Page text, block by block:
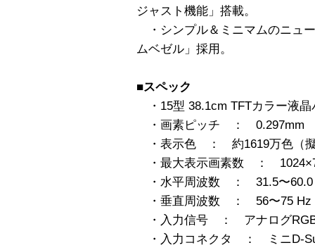
ジャスト機能」搭載。
・シンプル＆ミニマムのニュ
ムベゼル」採用。
■スペック
・15型 38.1cm TFTカラー液晶
・画素ピッチ ： 0.297mm
・表示色 ： 約1619万色（擬
・最大表示画素数 ：
・水平周波数 ： 31.5〜60.0
・垂直周波数 ： 56〜75 Hz
・入力信号 ： アナログRGB
・入力コネクタ ： ミニD-